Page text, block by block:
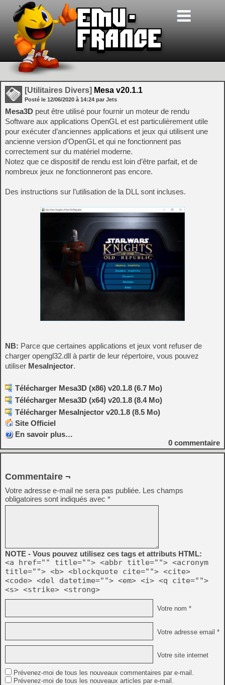
[Utilitaires Divers] Mesa v20.1.1
Posté le 12/06/2020 à 14:24 par Jets
Mesa3D peut être utilisé pour fournir un moteur de rendu
Software aux applications OpenGL et est particulièrement utile
pour exécuter d’anciennes applications et jeux qui utilisent une
ancienne version d’OpenGL et qui ne fonctionnent pas
correctement sur du matériel moderne.
Notez que ce dispositif de rendu est loin d’être parfait, et de
nombreux jeux ne fonctionneront pas encore.
Des instructions sur l’utilisation de la DLL sont incluses.
NB: Parce que certaines applications et jeux vont refuser de
charger opengl32.dll à partir de leur répertoire, vous pouvez
utiliser MesaInjector.
Télécharger Mesa3D (x86) v20.1.8 (6.7 Mo)
Télécharger Mesa3D (x64) v20.1.8 (8.4 Mo)
Télécharger MesaInjector v20.1.8 (8.5 Mo)
Site Officiel
En savoir plus…
0 commentaire
Commentaire ¬
Votre adresse e-mail ne sera pas publiée. Les champs
obligatoires sont indiqués avec *
NOTE - Vous pouvez utilisez ces tags et attributs HTML:
<a href="" title=""> <abbr title=""> <acronym
title=""> <b> <blockquote cite=""> <cite>
<code> <del datetime=""> <em> <i> <q cite="">
<s> <strike> <strong>
Votre nom *
Votre adresse email *
Votre site internet
Prévenez-moi de tous les nouveaux commentaires par e-mail.
Prévenez-moi de tous les nouveaux articles par e-mail.